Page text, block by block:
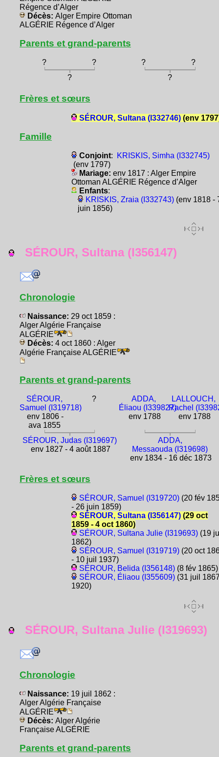
Régence d’Alger
Décès: Alger Empire Ottoman
ALGÉRIE Régence d’Alger
Parents et grand-parents
? ? ?
?
?
?
Frères et sœurs
SÉROUR, Sultana (I332746)(env
Famille
Conjoint:
KRISKIS, Simha (I332745)
(env 1797)
Mariage: env 1817 : Alger Empire
Ottoman ALGÉRIE Régence d’Alger
Enfants:
KRISKIS, Zraia (I332743)(env 1818 -
juin 1856)
SÉROUR, Sultana (I356147)
Chronologie
Naissance: 29 oct 1859 :
Alger Algérie Française
ALGÉRIE
Décès: 4 oct 1860 : Alger
Algérie Française ALGÉRIE
Parents et grand-parents
SÉROUR,
Samuel (I319718)
env 1806 -
ava 1855
?
ADDA,
Éliaou (I339827)
env 1788
LALLOUCH,
Rachel
env 1788
SÉROUR, Judas (I319697)
env 1827 - 4 août 1887
ADDA,
Messaouda (I319698)
env 1834 - 16 déc 1873
Frères et sœurs
SÉROUR, Samuel (I319720)(20 fév
- 26 juin 1859)
SÉROUR, Sultana (I356147)(29 oct
1859 - 4 oct 1860)
SÉROUR, Sultana Julie (I319693)(19
1862)
SÉROUR, Samuel (I319719)(20 oct
- 10 juil 1937)
SÉROUR, Belida (I356148)(8 fév 1865)
SÉROUR, Éliaou (I355609)(31 juil
1920)
SÉROUR, Sultana Julie (I319693)
Chronologie
Naissance: 19 juil 1862 :
Alger Algérie Française
ALGÉRIE
Décès: Alger Algérie
Française ALGÉRIE
Parents et grand-parents